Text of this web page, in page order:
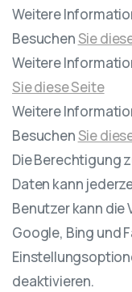
Weitere
BesuchenSie
Weitere
Sie diese Seite
Weitere
BesuchenSie
Die Berechtigung
Daten kann
Benutzer kann die
Google, Bing und
deaktivieren.